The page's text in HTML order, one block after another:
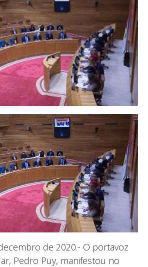
de 2020.- O portavoz
Pedro Puy, manifestou no